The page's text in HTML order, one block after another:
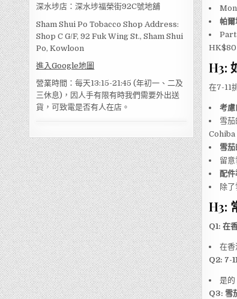
深水埗店：深水埗福榮街92C號地舖
Sham Shui Po Tobacco Shop Address:
Shop C G/F, 92 Fuk Wing St., Sham Shui
Po, Kowloon
進入Google地圖
營業時間：每天13:15-21:45 (年初一、二及
三休息)，因人手有限有時我們需要外出送
貨，可致電是否有人在店。
帕爾
HK$80
H3:
在7-11
考慮
雪
Cohiba
雪
留
配件
除
H3:
Q1: 在
在香
Q2: 7-
是的
Q3: 雪